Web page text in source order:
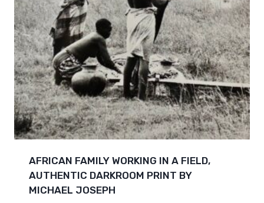
AFRICAN FAMILY WORKING IN A FIELD,
AUTHENTIC DARKROOM PRINT BY
MICHAEL JOSEPH